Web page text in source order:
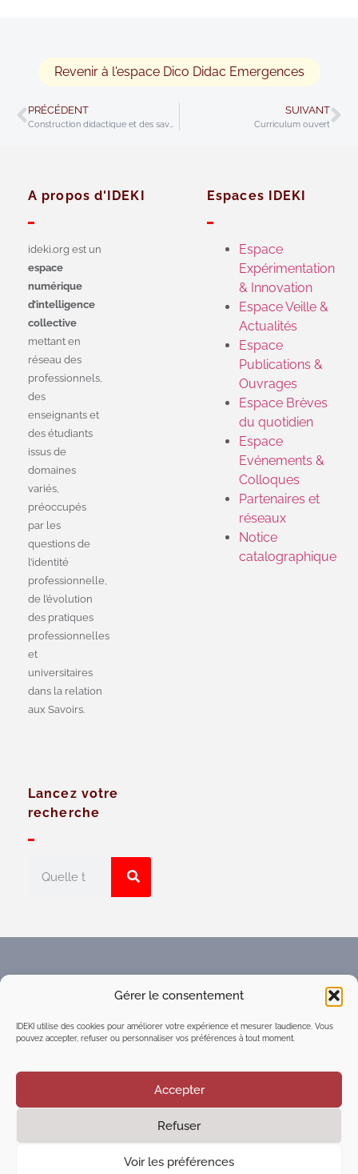
Gérer le consentement
IDEKI utilise des cookies pour améliorer votre expérience et mesurer l’audience. Vous
pouvez accepter, refuser ou personnaliser vos préférences à tout moment.
Accepter
Refuser
Voir les préférences
Revenir à l'espace Dico Didac Emergences
PRÉCÉDENT
Construction didactique et des savoirs
SUIVANT
Curriculum ouvert
A propos d'IDEKI
ideki.org est un
espace
numérique
d’intelligence
collective
mettant en
réseau des
professionnels,
des
enseignants et
des étudiants
issus de
domaines
variés,
préoccupés
par les
questions de
l’identité
professionnelle,
de l’évolution
des pratiques
professionnelles
et
universitaires
dans la relation
aux Savoirs.
Espaces IDEKI
Espace
Expérimentation
& Innovation
Espace Veille &
Actualités
Espace
Publications &
Ouvrages
Espace Brèves
du quotidien
Espace
Evénements &
Colloques
Partenaires et
réseaux
Notice
catalographique
Lancez votre
recherche
numérique d'intelligence
©2021Executive Marketing & Communication| Tous